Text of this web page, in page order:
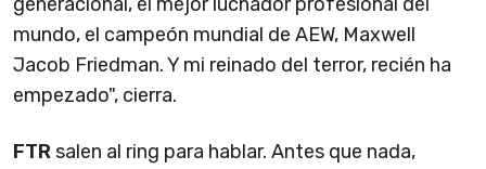
mundo, el campeón mundial de AEW, Maxwell
Jacob Friedman. Y mi reinado del terror, recién ha
empezado", cierra.
FTRsalen al ring para hablar. Antes que nada,